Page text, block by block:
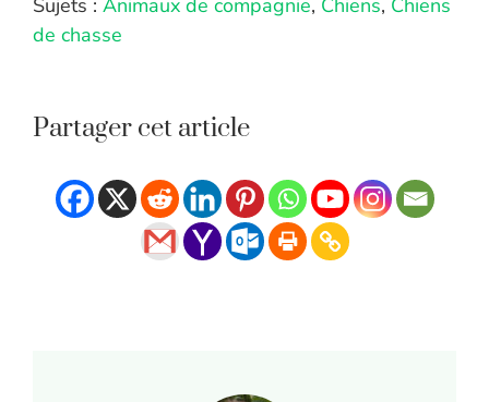
Sujets : Animaux de compagnie, Chiens, Chiens
de chasse
Partager cet article